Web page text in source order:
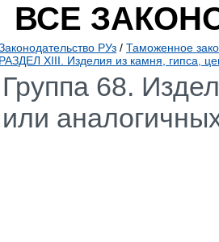
ВСЕ
РУз / Таможенное
РАЗДЕЛ XIII. Изделия из камня, гипса,
Группа 68.
или